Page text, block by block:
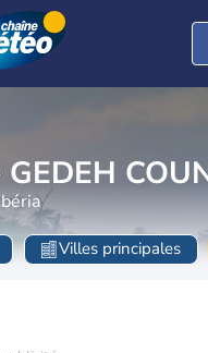
Villes principales